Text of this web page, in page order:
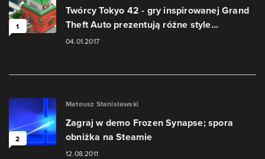
1
Twórcy Tokyo 42 - gry inspirowanej Grand
Theft Auto prezentują różne style...
04.01.2017
2
Mateusz Stanisławski
Zagraj w demo Frozen Synapse; spora
obniżka na Steamie
12.08.2011